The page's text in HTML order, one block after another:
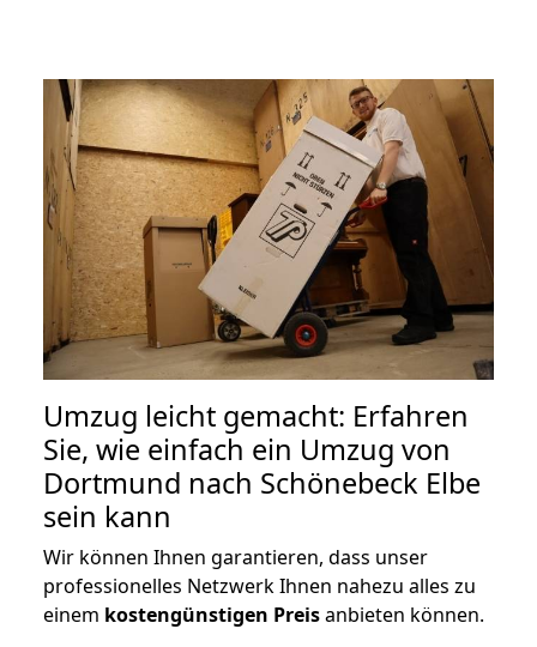
Umzug leicht gemacht: Erfahren
Sie, wie einfach ein Umzug von
Dortmund nach Schönebeck Elbe
sein kann
Wir können Ihnen garantieren, dass unser
professionelles Netzwerk Ihnen nahezu alles zu
einem kostengünstigen Preisanbieten können.